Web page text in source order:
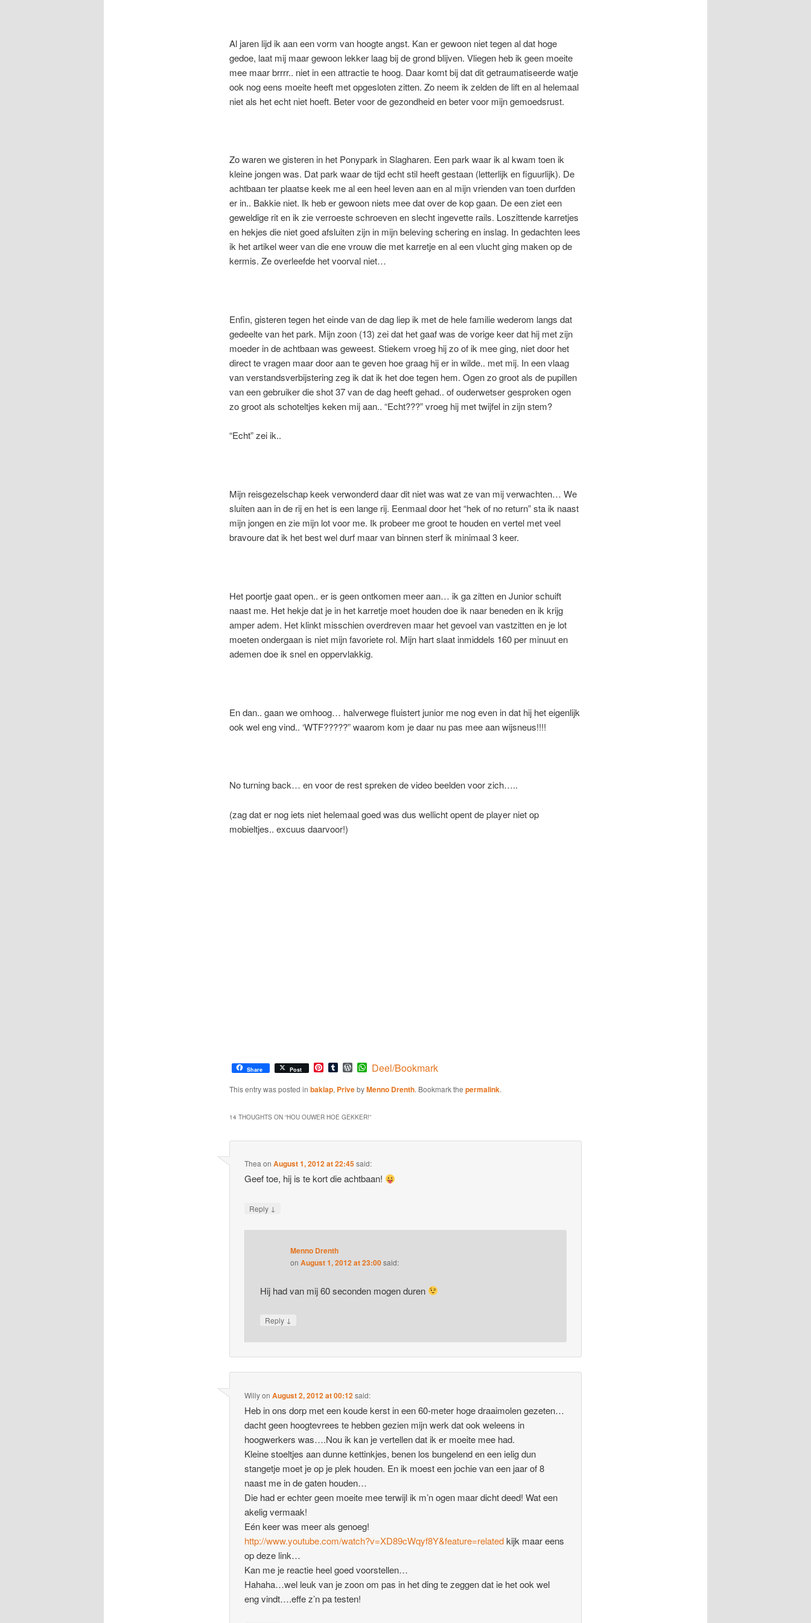
Al jaren lijd ik aan een vorm van hoogte angst. Kan er gewoon niet tegen al dat hoge
gedoe, laat mij maar gewoon lekker laag bij de grond blijven. Vliegen heb ik geen moeite
mee maar brrrr.. niet in een attractie te hoog. Daar komt bij dat dit getraumatiseerde watje
ook nog eens moeite heeft met opgesloten zitten. Zo neem ik zelden de lift en al helemaal
niet als het echt niet hoeft. Beter voor de gezondheid en beter voor mijn gemoedsrust.
Zo waren we gisteren in het Ponypark in Slagharen. Een park waar ik al kwam toen ik
kleine jongen was. Dat park waar de tijd echt stil heeft gestaan (letterlijk en figuurlijk). De
achtbaan ter plaatse keek me al een heel leven aan en al mijn vrienden van toen durfden
er in.. Bakkie niet. Ik heb er gewoon niets mee dat over de kop gaan. De een ziet een
geweldige rit en ik zie verroeste schroeven en slecht ingevette rails. Loszittende karretjes
en hekjes die niet goed afsluiten zijn in mijn beleving schering en inslag. In gedachten lees
ik het artikel weer van die ene vrouw die met karretje en al een vlucht ging maken op de
kermis. Ze overleefde het voorval niet…
Enfin, gisteren tegen het einde van de dag liep ik met de hele familie wederom langs dat
gedeelte van het park. Mijn zoon (13) zei dat het gaaf was de vorige keer dat hij met zijn
moeder in de achtbaan was geweest. Stiekem vroeg hij zo of ik mee ging, niet door het
direct te vragen maar door aan te geven hoe graag hij er in wilde.. met mij. In een vlaag
van verstandsverbijstering zeg ik dat ik het doe tegen hem. Ogen zo groot als de pupillen
van een gebruiker die shot 37 van de dag heeft gehad.. of ouderwetser gesproken ogen
zo groot als schoteltjes keken mij aan.. “Echt???” vroeg hij met twijfel in zijn stem?
“Echt” zei ik..
Mijn reisgezelschap keek verwonderd daar dit niet was wat ze van mij verwachten… We
sluiten aan in de rij en het is een lange rij. Eenmaal door het “hek of no return” sta ik naast
mijn jongen en zie mijn lot voor me. Ik probeer me groot te houden en vertel met veel
bravoure dat ik het best wel durf maar van binnen sterf ik minimaal 3 keer.
Het poortje gaat open.. er is geen ontkomen meer aan… ik ga zitten en Junior schuift
naast me. Het hekje dat je in het karretje moet houden doe ik naar beneden en ik krijg
amper adem. Het klinkt misschien overdreven maar het gevoel van vastzitten en je lot
moeten ondergaan is niet mijn favoriete rol. Mijn hart slaat inmiddels 160 per minuut en
ademen doe ik snel en oppervlakkig.
En dan.. gaan we omhoog… halverwege fluistert junior me nog even in dat hij het eigenlijk
ook wel eng vind.. ‘WTF?????” waarom kom je daar nu pas mee aan wijsneus!!!!
No turning back… en voor de rest spreken de video beelden voor zich…..
(zag dat er nog iets niet helemaal goed was dus wellicht opent de player niet op
mobieltjes.. excuus daarvoor!)
Share Post Pinterest
TumblrWordPress
WhatsApp
Deel/Bookmark
This entry was posted in baklap, PrivebyMenno Drenth. Bookmark the permalink.
14 THOUGHTS ON “HOU OUWER HOE GEKKER!”
Thea onAugust 1, 2012 at 22:45said:
Geef toe, hij is te kort die achtbaan!
Reply ↓
Menno Drenth
on August 1, 2012 at 23:00said:
Hij had van mij 60 seconden mogen duren
Reply ↓
WillyonAugust 2, 2012 at 00:12said:
Heb in ons dorp met een koude kerst in een 60-meter hoge draaimolen gezeten…
dacht geen hoogtevrees te hebben gezien mijn werk dat ook weleens in
hoogwerkers was….Nou ik kan je vertellen dat ik er moeite mee had.
Kleine stoeltjes aan dunne kettinkjes, benen los bungelend en een ielig dun
stangetje moet je op je plek houden. En ik moest een jochie van een jaar of 8
naast me in de gaten houden…
Die had er echter geen moeite mee terwijl ik m’n ogen maar dicht deed! Wat een
akelig vermaak!
Eén keer was meer als genoeg!
http://www.youtube.com/watch?v=XD89cWqyf8Y&feature=relatedkijk maar eens
op deze link…
Kan me je reactie heel goed voorstellen…
Hahaha…wel leuk van je zoon om pas in het ding te zeggen dat ie het ook wel
eng vindt….effe z’n pa testen!